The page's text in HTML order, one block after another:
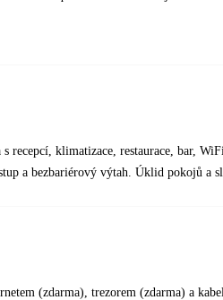
recepcí, klimatizace, restaurace, bar,
a bezbariérový výtah. Úklid pokojů a
(zdarma), trezorem (zdarma) a